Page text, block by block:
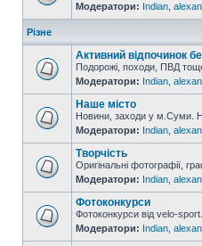
Модератори: Indian
Різне
Активний відпочинок
Подорожі, походи, ПВД
Модератори: Indian
Наше місто
Новини, заходи у м.Суми.
Модератори: Indian
Творчість
Оригінальні фотографії,
Модератори: Indian
Фотоконкурси
Фотоконкурси від velo-
Модератори: Indian